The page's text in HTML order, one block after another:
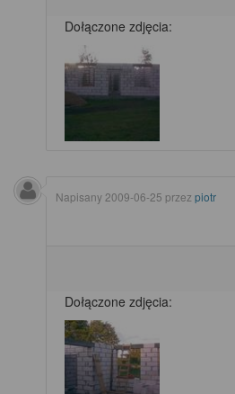
Dołączone zdjęcia:
Napisany 2009-06-25 przez piotr
Dołączone zdjęcia: